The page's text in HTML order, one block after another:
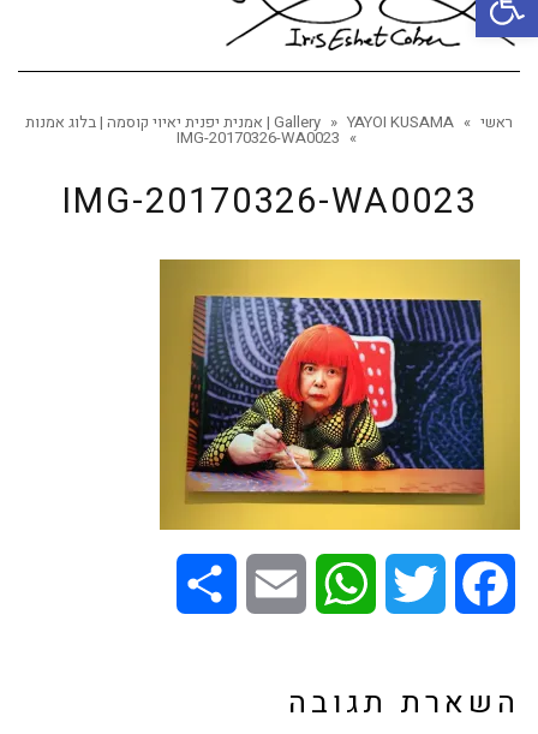
ראשי »
Gallery » YAYOI KUSAMA | אמנית יפנית יאיוי קוסמה | בלוג אמנות
»
IMG-20170326-WA0023
IMG-20170326-WA0023
Facebook
Twitter
WhatsApp
Email
השארת תגובה